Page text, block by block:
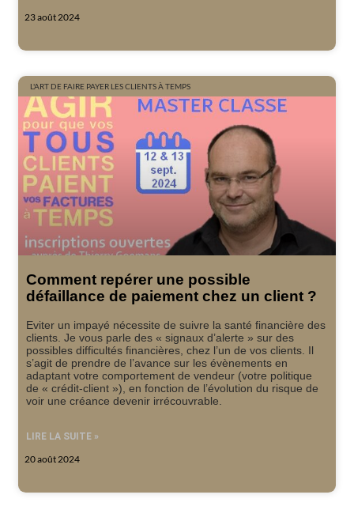
23 août 2024
L'ART DE FAIRE PAYER LES CLIENTS À TEMPS
Comment repérer une possible
défaillance de paiement chez un client ?
Eviter un impayé nécessite de suivre la santé financière des
clients. Je vous parle des « signaux d’alerte » sur des
possibles difficultés financières, chez l’un de vos clients. Il
s’agit de prendre de l’avance sur les évènements en
adaptant votre comportement de vendeur (votre politique
de « crédit-client »), en fonction de l’évolution du risque de
voir une créance devenir irrécouvrable.
LIRE LA SUITE »
20 août 2024